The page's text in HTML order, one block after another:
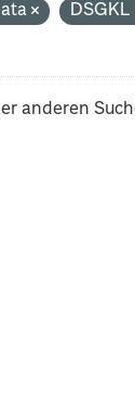
DSGKL
anderen